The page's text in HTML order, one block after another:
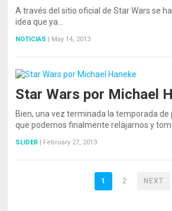
A través del sitio oficial de Star Wars se
idea que ya…
NOTICIAS | May 14, 2013
Star Wars por Michael
Bien, una vez terminada la temporada
que podemos finalmente relajarnos y
SLIDER | February 27, 2013
1 2 NEXT